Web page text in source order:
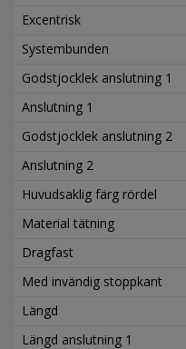
Excentrisk
Systembunden
Godstjocklek anslutning 1
Anslutning 1
Godstjocklek anslutning 2
Anslutning 2
Huvudsaklig färg rördel
Material tätning
Dragfast
Med invändig stoppkant
Längd
Längd anslutning 1